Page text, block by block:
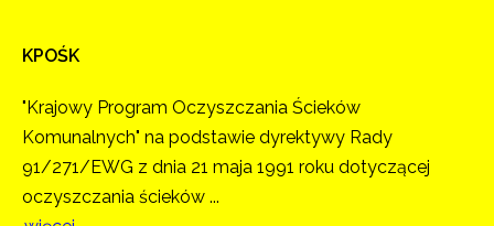
KPOŚK
"Krajowy Program Oczyszczania Ścieków
Komunalnych" na podstawie dyrektywy Rady
91/271/EWG z dnia 21 maja 1991 roku dotyczącej
oczyszczania ścieków ...